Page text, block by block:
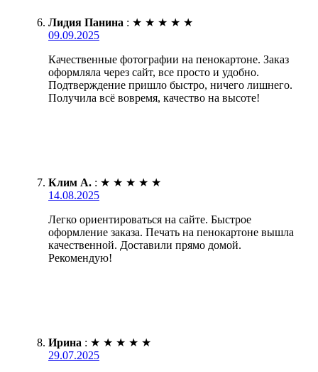
Лидия Панина : ★ ★ ★ ★ ★
09.09.2025
Качественные фотографии на пенокартоне. Заказ
оформляла через сайт, все просто и удобно.
Подтверждение пришло быстро, ничего лишнего.
Получила всё вовремя, качество на высоте!
Клим А. : ★ ★ ★ ★ ★
14.08.2025
Легко ориентироваться на сайте. Быстрое
оформление заказа. Печать на пенокартоне вышла
качественной. Доставили прямо домой.
Рекомендую!
Ирина : ★ ★ ★ ★ ★
29.07.2025